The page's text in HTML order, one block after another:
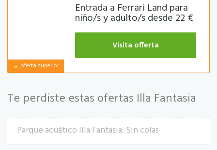
oferta superior
Entrada a Ferrari Land para
niño/s y adulto/s desde 22 €
Visita offerta
Te perdiste estas ofertas Illa Fantasia
Parque acuático Illa Fantasia: Sin colas